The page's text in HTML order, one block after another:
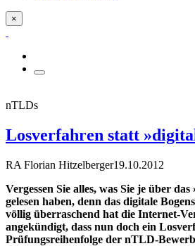
×
nTLDs
Losverfahren statt
RA Florian Hitzelberger19.10.2012
Vergessen Sie alles, was Sie je über
gelesen haben, denn das digitale
völlig überraschend hat die Internet-
angekündigt, dass nun doch ein
Prüfungsreihenfolge der nTLD-